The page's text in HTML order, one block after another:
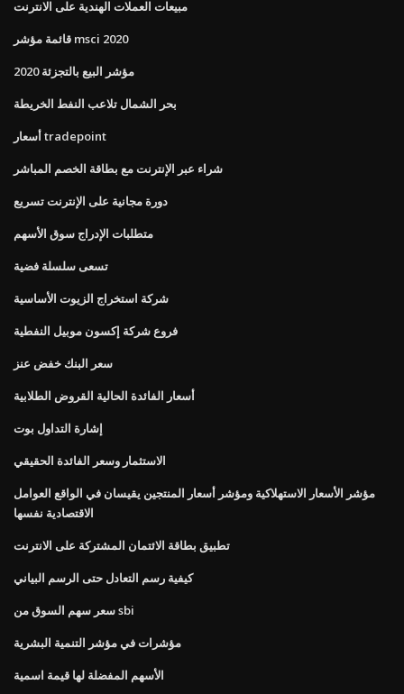
مبيعات العملات الهندية على الانترنت
قائمة مؤشر msci 2020
مؤشر البيع بالتجزئة 2020
بحر الشمال تلاعب النفط الخريطة
أسعار tradepoint
شراء عبر الإنترنت مع بطاقة الخصم المباشر
دورة مجانية على الإنترنت تسريع
متطلبات الإدراج سوق الأسهم
تسعى سلسلة فضية
شركة استخراج الزيوت الأساسية
فروع شركة إكسون موبيل النفطية
سعر البنك خفض عنز
أسعار الفائدة الحالية القروض الطلابية
إشارة التداول بوت
الاستثمار وسعر الفائدة الحقيقي
مؤشر الأسعار الاستهلاكية ومؤشر أسعار المنتجين يقيسان في الواقع العوامل
الاقتصادية نفسها
تطبيق بطاقة الائتمان المشتركة على الانترنت
كيفية رسم التعادل حتى الرسم البياني
سعر سهم السوق من sbi
مؤشرات في مؤشر التنمية البشرية
الأسهم المفضلة لها قيمة اسمية